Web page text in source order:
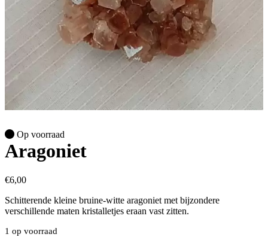
Op voorraad
Aragoniet
€6,00
Schitterende kleine bruine-witte aragoniet met bijzondere
verschillende maten kristalletjes eraan vast zitten.
1 op voorraad